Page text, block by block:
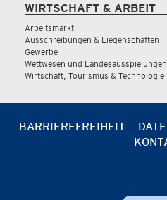
WIRTSCHAFT & ARBEIT
Arbeitsmarkt
Ausschreibungen & Liegenschaften
Gewerbe
Wettwesen und
Wirtschaft, Tourismus & Technologie
BARRIEREFREIHEIT